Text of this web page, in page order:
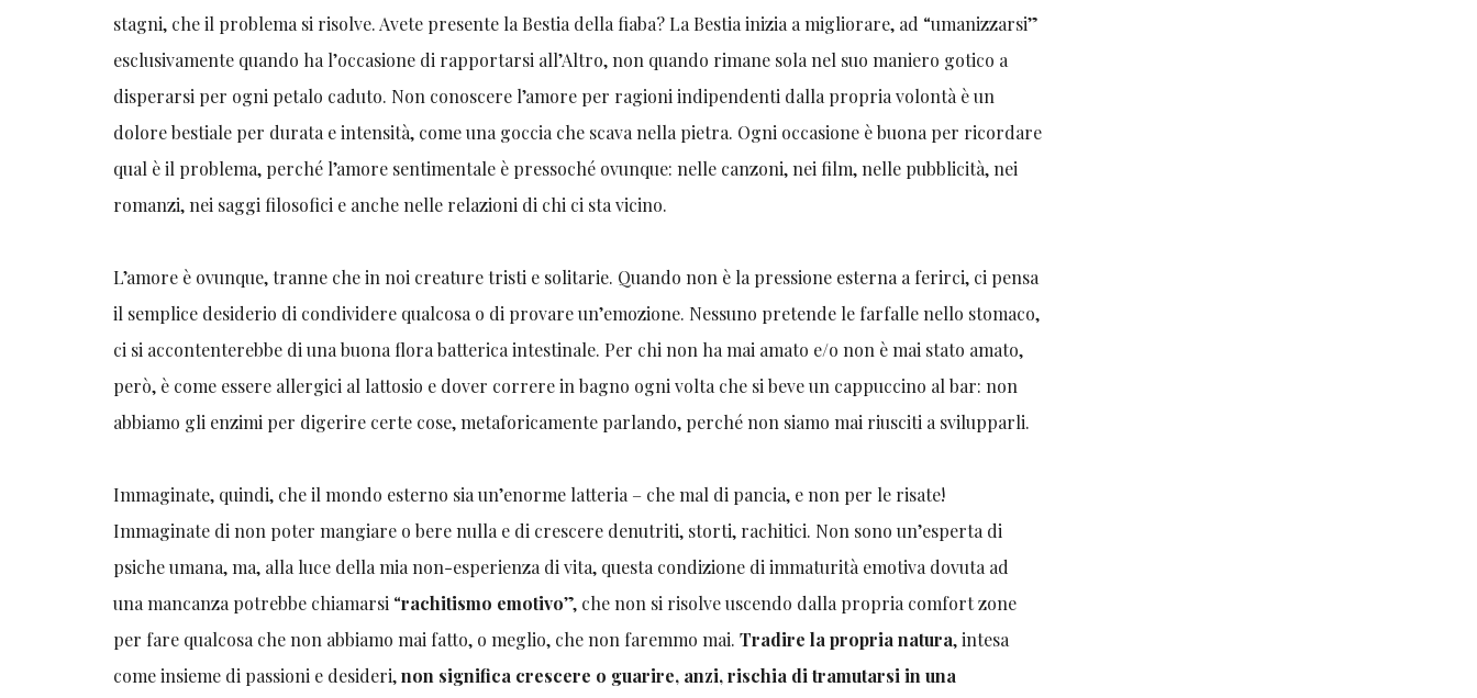
stagni, che il problema si risolve. Avete presente la Bestia della fiaba? La Bestia inizia a migliorare, ad “umanizzarsi”
esclusivamente quando ha l’occasione di rapportarsi all’Altro, non quando rimane sola nel suo maniero gotico a
disperarsi per ogni petalo caduto. Non conoscere l’amore per ragioni indipendenti dalla propria volontà è un
dolore bestiale per durata e intensità, come una goccia che scava nella pietra. Ogni occasione è buona per ricordare
qual è il problema, perché l’amore sentimentale è pressoché ovunque: nelle canzoni, nei film, nelle pubblicità, nei
romanzi, nei saggi filosofici e anche nelle relazioni di chi ci sta vicino.
L’amore è ovunque, tranne che in noi creature tristi e solitarie. Quando non è la pressione esterna a ferirci, ci pensa
il semplice desiderio di condividere qualcosa o di provare un’emozione. Nessuno pretende le farfalle nello stomaco,
ci si accontenterebbe di una buona flora batterica intestinale. Per chi non ha mai amato e/o non è mai stato amato,
però, è come essere allergici al lattosio e dover correre in bagno ogni volta che si beve un cappuccino al bar: non
abbiamo gli enzimi per digerire certe cose, metaforicamente parlando, perché non siamo mai riusciti a svilupparli.
Immaginate, quindi, che il mondo esterno sia un’enorme latteria – che mal di pancia, e non per le risate!
Immaginate di non poter mangiare o bere nulla e di crescere denutriti, storti, rachitici. Non sono un’esperta di
psiche umana, ma, alla luce della mia non-esperienza di vita, questa condizione di immaturità emotiva dovuta ad
una mancanza potrebbe chiamarsi “rachitismo emotivo”, che non si risolve uscendo dalla propria comfort zone
per fare qualcosa che non abbiamo mai fatto, o meglio, che non faremmo mai.Tradire la propria natura, intesa
come insieme di passioni e desideri,non significa crescere o guarire, anzi, rischia di tramutarsi in una